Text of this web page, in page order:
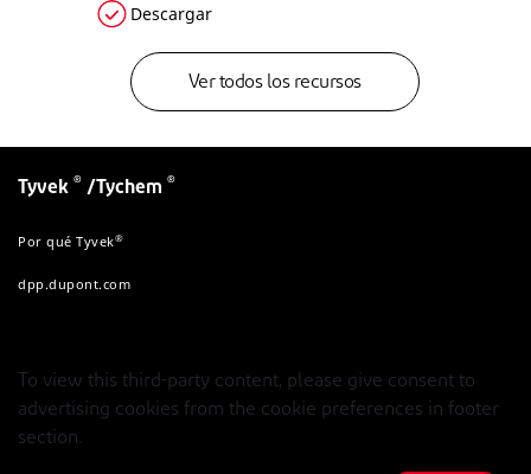
Descargar
Ver todos los recursos
Tyvek ® /Tychem ®
Por qué Tyvek®
dpp.dupont.com
To view this third-party content, please give consent to
advertising cookies from the cookie preferences in footer
section.